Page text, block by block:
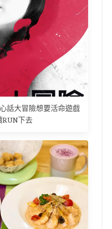
話大冒險想要活命遊戲
RUN下去